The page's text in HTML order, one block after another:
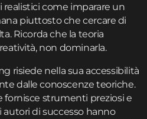
realistici come imparare un
piuttosto che cercare di
Ricorda che la teoria
non dominarla.
risiede nella sua accessibilità
dalle conoscenze teoriche.
fornisce strumenti preziosi e
di successo hanno